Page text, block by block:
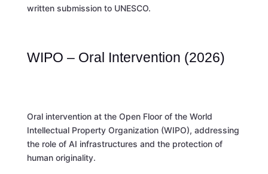
written submission to UNESCO.
WIPO – Oral Intervention (2026)
Oral intervention at the Open Floor of the World
Intellectual Property Organization (WIPO), addressing
the role of AI infrastructures and the protection of
human originality.